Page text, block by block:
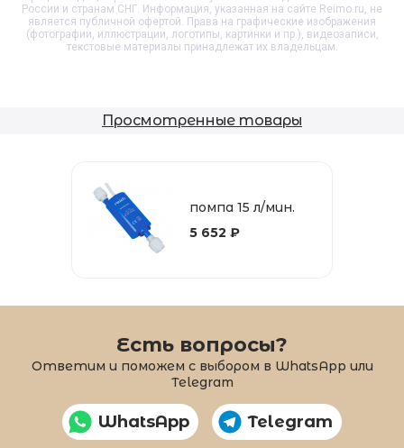
России и странам СНГ. Информация, указанная на сайте Reimo.ru, не
является публичной офертой. Права на графические изображения
(фотографии, иллюстрации, логотипы, картинки и пр.), видеозаписи,
текстовые материалы принадлежат их владельцам.
Просмотренные товары
помпа 15 л/мин.
5 652 ₽
Есть вопросы?
Ответим и поможем с выбором в WhatsApp или
Telegram
WhatsApp Telegram